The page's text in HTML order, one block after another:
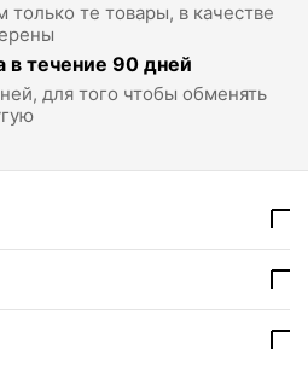
те товары, в качестве
в течение 90 дней
для того чтобы обменять